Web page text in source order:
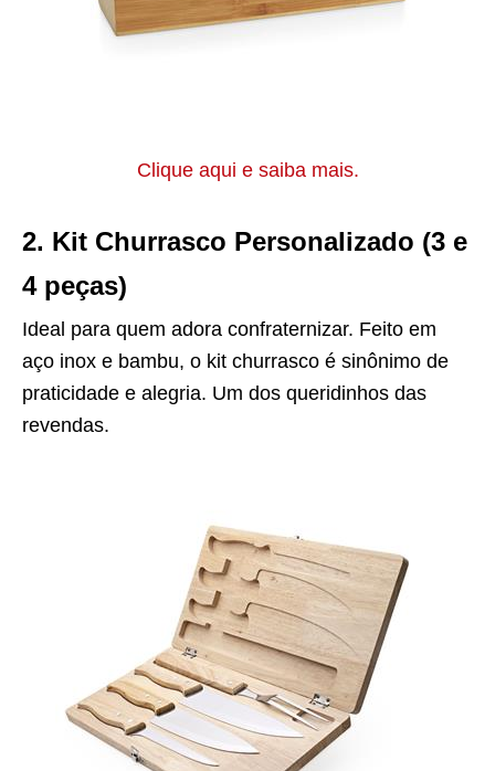
Clique aqui e saiba mais.
2. Kit Churrasco Personalizado (3 e
4 peças)
Ideal para quem adora confraternizar. Feito em
aço inox e bambu, o kit churrasco é sinônimo de
praticidade e alegria. Um dos queridinhos das
revendas.